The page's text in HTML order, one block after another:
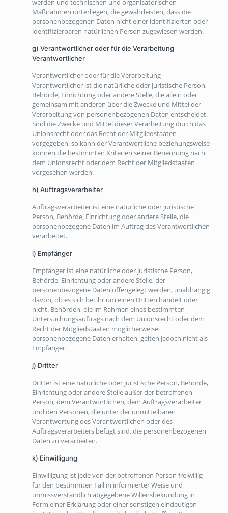
werden und technischen und organisatorischen
Maßnahmen unterliegen, die gewährleisten, dass die
personenbezogenen Daten nicht einer identifizierten oder
identifizierbaren natürlichen Person zugewiesen werden.
g) Verantwortlicher oder für die Verarbeitung
Verantwortlicher
Verantwortlicher oder für die Verarbeitung
Verantwortlicher ist die natürliche oder juristische Person,
Behörde, Einrichtung oder andere Stelle, die allein oder
gemeinsam mit anderen über die Zwecke und Mittel der
Verarbeitung von personenbezogenen Daten entscheidet.
Sind die Zwecke und Mittel dieser Verarbeitung durch das
Unionsrecht oder das Recht der Mitgliedstaaten
vorgegeben, so kann der Verantwortliche beziehungsweise
können die bestimmten Kriterien seiner Benennung nach
dem Unionsrecht oder dem Recht der Mitgliedstaaten
vorgesehen werden.
h) Auftragsverarbeiter
Auftragsverarbeiter ist eine natürliche oder juristische
Person, Behörde, Einrichtung oder andere Stelle, die
personenbezogene Daten im Auftrag des Verantwortlichen
verarbeitet.
i) Empfänger
Empfänger ist eine natürliche oder juristische Person,
Behörde, Einrichtung oder andere Stelle, der
personenbezogene Daten offengelegt werden, unabhängig
davon, ob es sich bei ihr um einen Dritten handelt oder
nicht. Behörden, die im Rahmen eines bestimmten
Untersuchungsauftrags nach dem Unionsrecht oder dem
Recht der Mitgliedstaaten möglicherweise
personenbezogene Daten erhalten, gelten jedoch nicht als
Empfänger.
j) Dritter
Dritter ist eine natürliche oder juristische Person, Behörde,
Einrichtung oder andere Stelle außer der betroffenen
Person, dem Verantwortlichen, dem Auftragsverarbeiter
und den Personen, die unter der unmittelbaren
Verantwortung des Verantwortlichen oder des
Auftragsverarbeiters befugt sind, die personenbezogenen
Daten zu verarbeiten.
k) Einwilligung
Einwilligung ist jede von der betroffenen Person freiwillig
für den bestimmten Fall in informierter Weise und
unmissverständlich abgegebene Willensbekundung in
Form einer Erklärung oder einer sonstigen eindeutigen